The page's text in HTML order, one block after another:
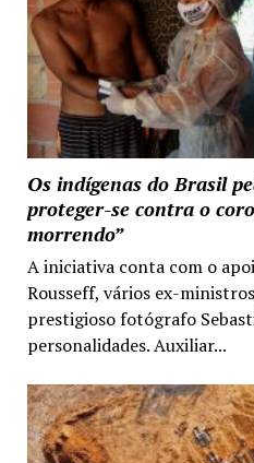
Os indígenas do Brasil
proteger-se contra o
morrendo”
A iniciativa conta com o
Rousseff, vários ex-
prestigioso fotógrafo
personalidades. Auxiliar...